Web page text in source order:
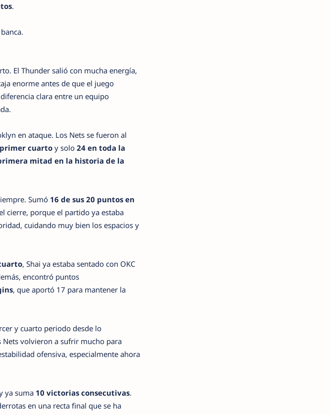
.
El Thunder salió con mucha energía,
enorme antes de que el juego
clara entre un equipo
en ataque. Los Nets se fueron al
cuartoy solo 24 en toda la
mitad en la historia de la
Sumó 16 de sus 20 puntos en
cierre, porque el partido ya estaba
cuidando muy bien los espacios y
, Shai ya estaba sentado con OKC
encontró puntos
, que aportó 17 para mantener la
y cuarto periodo desde lo
volvieron a sufrir mucho para
ofensiva, especialmente ahora
ya suma 10 victorias consecutivas.
en una recta final que se ha